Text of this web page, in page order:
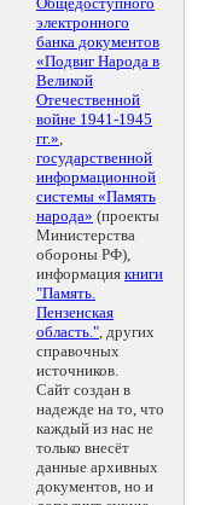
электронного
банка документов
«Подвиг Народа в
Великой
Отечественной
войне 1941-1945
гг.»,
государственной
информационной
системы «Память
народа» (проекты
Министерства
обороны РФ),
информация книги
"Память.
Пензенская
область.", других
справочных
источников.
Сайт создан в
надежде на то, что
каждый из нас не
только внесёт
данные архивных
документов, но и